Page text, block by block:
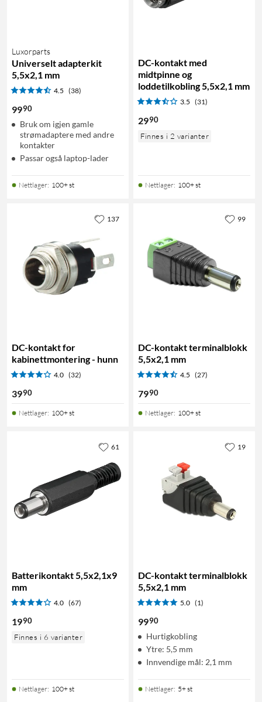
Luxorparts
Universelt adapterkit
5,5x2,1 mm
4.5 (38)
9990
Bruk om igjen gamle
strømadaptere med andre
kontakter
Passar også laptop-lader
Nettlager: 100+ st
DC-kontakt med
midtpinne og
loddetilkobling 5,5x2,1 mm
3.5 (31)
2990
Finnes i 2 varianter
Nettlager: 100+ st
DC-kontakt for
kabinettmontering - hunn
4.0 (32)
3990
Nettlager: 100+ st
137
DC-kontakt terminalblokk
5,5x2,1 mm
4.5 (27)
7990
Nettlager: 100+ st
99
Batterikontakt 5,5x2,1x9
mm
4.0 (67)
1990
Finnes i 6 varianter
Nettlager: 100+ st
61
DC-kontakt terminalblokk
5,5x2,1 mm
5.0 (1)
9990
Hurtigkobling
Ytre: 5,5 mm
Innvendige mål: 2,1 mm
Nettlager: 5+ st
19